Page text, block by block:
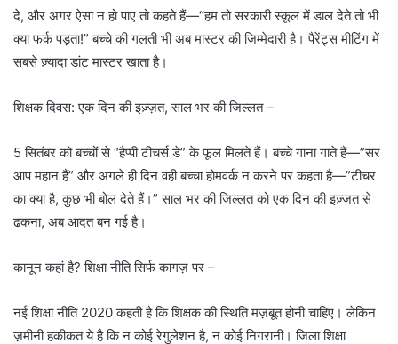
दे, और अगर ऐसा न हो पाए तो कहते हैं—“हम तो सरकारी स्कूल में डाल देते तो भी
क्या फर्क पड़ता!” बच्चे की गलती भी अब मास्टर की जिम्मेदारी है। पैरेंट्स मीटिंग में
सबसे ज़्यादा डांट मास्टर खाता है।
शिक्षक दिवस: एक दिन की इज़्ज़त, साल भर की जिल्लत –
5 सितंबर को बच्चों से “हैप्पी टीचर्स डे” के फूल मिलते हैं। बच्चे गाना गाते हैं—”सर
आप महान हैं” और अगले ही दिन वही बच्चा होमवर्क न करने पर कहता है—”टीचर
का क्या है, कुछ भी बोल देते हैं।” साल भर की जिल्लत को एक दिन की इज़्ज़त से
ढकना, अब आदत बन गई है।
कानून कहां है? शिक्षा नीति सिर्फ कागज़ पर –
नई शिक्षा नीति 2020 कहती है कि शिक्षक की स्थिति मज़बूत होनी चाहिए। लेकिन
ज़मीनी हकीकत ये है कि न कोई रेगुलेशन है, न कोई निगरानी। जिला शिक्षा